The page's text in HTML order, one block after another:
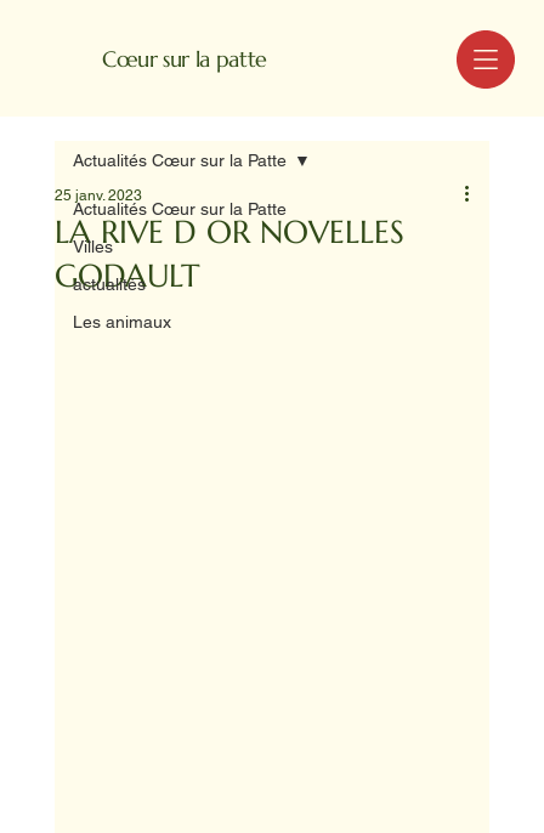
Cœur sur la patte MENU
Actualités Cœur sur la Patte
Villes
actualités
Les animaux
Actualités Cœur sur la Patte
LA RIVE D OR NOVELLES
GODAULT
25 janv. 2023